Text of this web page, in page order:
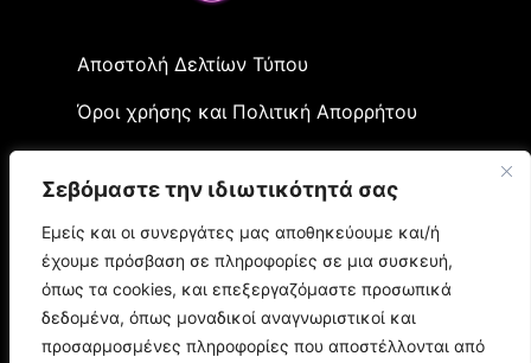
Σεβόμαστε την ιδιωτικότητά σας
Εμείς και οι συνεργάτες μας αποθηκεύουμε και/ή
έχουμε πρόσβαση σε πληροφορίες σε μια συσκευή,
όπως τα cookies, και επεξεργαζόμαστε προσωπικά
δεδομένα, όπως μοναδικοί αναγνωριστικοί και
προσαρμοσμένες πληροφορίες που αποστέλλονται από
Αποστολή Δελτίων Τύπου
Όροι χρήσης και Πολιτική Απορρήτου
Διαφήμιση